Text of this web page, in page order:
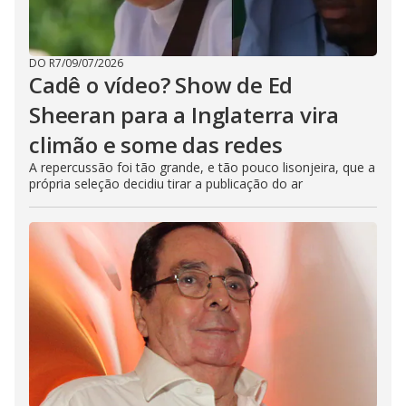
DO R7/09/07/2026
Cadê o vídeo? Show de Ed
Sheeran para a Inglaterra vira
climão e some das redes
A repercussão foi tão grande, e tão pouco lisonjeira, que a
própria seleção decidiu tirar a publicação do ar